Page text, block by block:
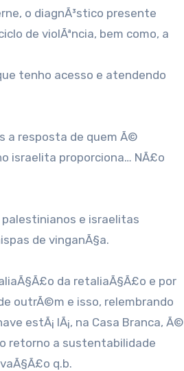
o diagnÃ³stico presente
de violÃªncia, bem como, a
tenho acesso e atendendo
a resposta de quem Ã©
israelita proporciona… NÃ£o
palestinianos e israelitas
de vinganÃ§a.
da retaliaÃ§Ã£o e por
outrÃ©m e isso, relembrando
estÃ¡ lÃ¡, na Casa Branca, Ã©
retorno a sustentabilidade
q.b.